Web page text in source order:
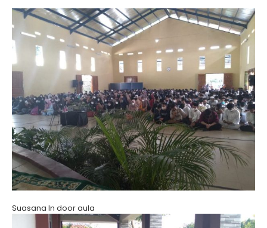
Suasana In door aula